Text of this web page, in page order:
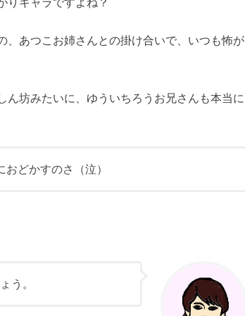
、あつこお姉さんとの掛け合いで、いつも怖が
坊みたいに、ゆういちろうお兄さんも本当に
どかすのさ（泣）
う。